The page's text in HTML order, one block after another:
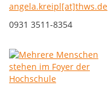
angela.kreipl[at]thws.de
0931 3511-8354